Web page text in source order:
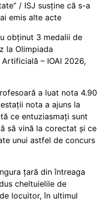
/ ISJ susține că s-a
emis alte acte
obținut 3 medalii de
la Olimpiada
– IOAI 2026,
a luat nota 4.90
nota a ajuns la
ce entuziasmați sunt
să vină la corectat și ce
unui astfel de concurs
țară din întreaga
cheltuielile de
locuitor, în ultimul